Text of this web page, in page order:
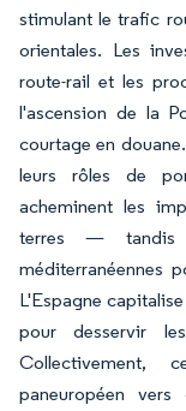
stimulant le trafic
orientales. Les
route-rail et les
l'ascension de la
courtage en
leurs rôles de
acheminent les
terres — tandis
méditerranéennes
L'Espagne
pour desservir
Collectivement,
paneuropéen vers